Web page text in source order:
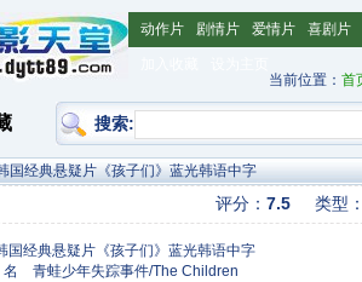
动作片 剧情片 爱情片 喜剧片
当前位置： 首
搜索:
国经典悬疑片《孩子们》蓝光韩语中字
评分： 7.5 类型：
蛙少年失踪事件/The Children